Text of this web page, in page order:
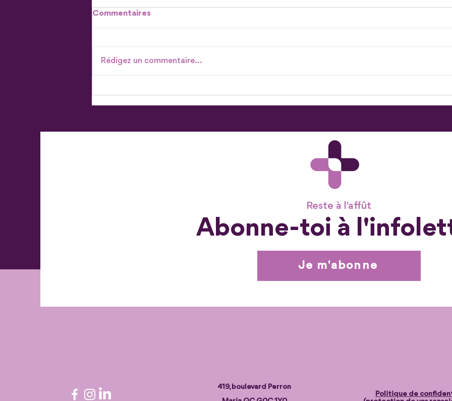
Commentaires
Rédigez un commentaire...
419, boulevard Perron
Politique de
Reste à l'affût
Abonne-toi à
Je m'abonne